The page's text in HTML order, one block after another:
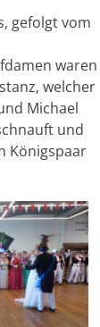
gefolgt vom
waren
welcher
Michael
und
Königspaar